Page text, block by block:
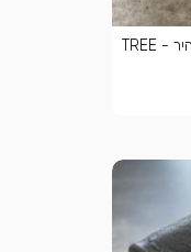
מיני קייס לטבק TAIYOO - חום בהיר - TREE